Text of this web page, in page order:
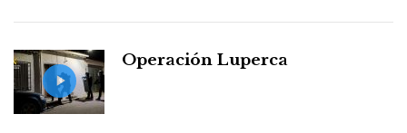
Operación Luperca